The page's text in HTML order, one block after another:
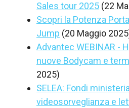
Sales tour 2025 (22
Scopri la Potenza
Jump (20 Maggio
Advantec WEBINAR -
nuove Bodycam e
2025)
SELEA: Fondi
videosorveglianza e